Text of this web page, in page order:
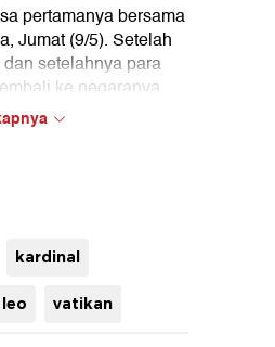
pertamanya bersama
Jumat (9/5). Setelah
setelahnya para
ke negaranya
kardinal
vatikan